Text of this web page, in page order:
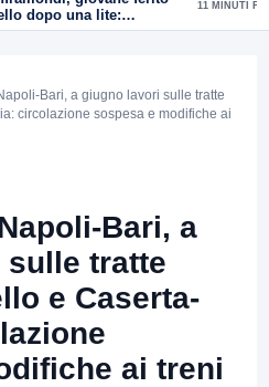
dopo una lite:
presunto autore
11 MINUTI FA
Bari, a giugno lavori sulle tratte
circolazione sospesa e modifiche ai
Bari, a
tratte
e Caserta-
ai treni